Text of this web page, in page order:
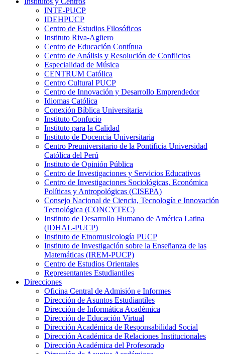
INTE-PUCP
IDEHPUCP
Centro de Estudios Filosóficos
Instituto Riva-Agüero
Centro de Educación Contínua
Centro de Análisis y Resolución de Conflictos
Especialidad de Música
CENTRUM Católica
Centro Cultural PUCP
Centro de Innovación y Desarrollo Emprendedor
Idiomas Católica
Conexión Bíblica Universitaria
Instituto Confucio
Instituto para la Calidad
Instituto de Docencia Universitaria
Centro Preuniversitario de la Pontificia Universidad
Católica del Perú
Instituto de Opinión Pública
Centro de Investigaciones y Servicios Educativos
Centro de Investigaciones Sociológicas, Económica
Políticas y Antropológicas (CISEPA)
Consejo Nacional de Ciencia, Tecnología e Innovación
Tecnológica (CONCYTEC)
Instituto de Desarrollo Humano de América Latina
(IDHAL-PUCP)
Instituto de Etnomusicología PUCP
Instituto de Investigación sobre la Enseñanza de las
Matemáticas (IREM-PUCP)
Centro de Estudios Orientales
Representantes Estudiantiles
Direcciones
Oficina Central de Admisión e Informes
Dirección de Asuntos Estudiantiles
Dirección de Informática Académica
Dirección de Educación Virtual
Dirección Académica de Responsabilidad Social
Dirección Académica de Relaciones Institucionales
Dirección Académica del Profesorado